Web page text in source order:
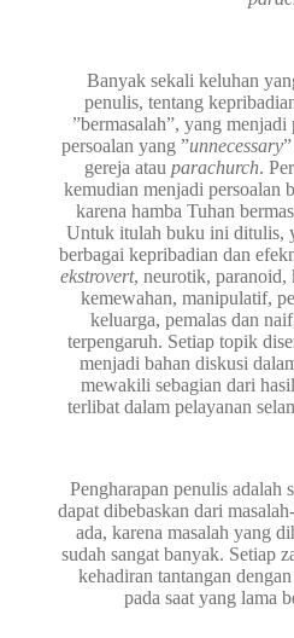
Banyak sekali keluhan
penulis, tentang
”bermasalah”, yang
persoalan yang ”unnecessary
gereja atau parachurch.
kemudian menjadi persoalan
karena hamba Tuhan
Untuk itulah buku ini ditulis,
berbagai kepribadian dan
ekstrovert, neurotik, paranoid,
kemewahan, manipulatif,
keluarga, pemalas dan
terpengaruh. Setiap topik
menjadi bahan diskusi
mewakili sebagian dari
terlibat dalam pelayanan
Pengharapan penulis adalah
dapat dibebaskan dari
ada, karena masalah yang
sudah sangat banyak. Setiap
kehadiran tantangan
pada saat yang lama